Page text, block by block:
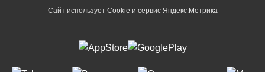
Сайт использует Cookie и сервиc Яндекс.Метрика